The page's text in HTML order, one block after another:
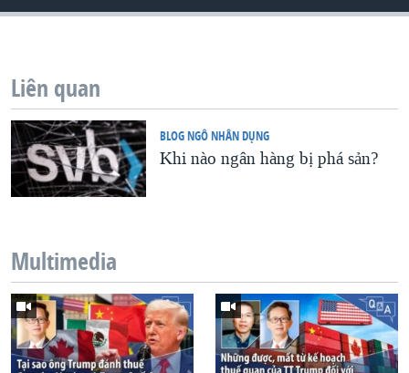
Liên quan
BLOG NGÔ NHÂN DỤNG
Khi nào ngân hàng bị phá sản?
Multimedia